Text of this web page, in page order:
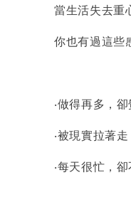
當生活失去重
你也有過這些
‧做得再多，
‧被現實拉著
‧每天很忙，